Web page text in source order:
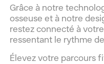
Grâce à notre
osseuse et à notre
restez connecté à
ressentant le rythme
Élevez votre parcours